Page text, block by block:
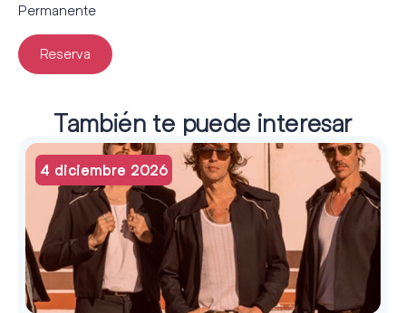
Permanente
Reserva
También te puede interesar
4 diciembre 2026